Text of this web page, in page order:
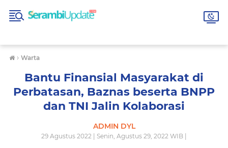
› Warta
Bantu Finansial Masyarakat di
Perbatasan, Baznas beserta BNPP
dan TNI Jalin Kolaborasi
ADMIN DYL
29 Agustus 2022 | Senin, Agustus 29, 2022 WIB |